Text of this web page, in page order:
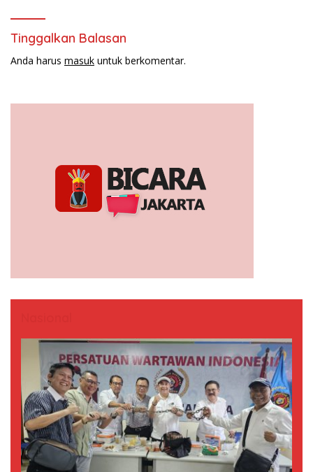
Tinggalkan Balasan
Anda harus masuk untuk berkomentar.